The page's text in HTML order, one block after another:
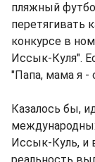
пляжный
перетягивать
конкурсе в
Иссык-Куля".
"Папа, мама я -
Казалось бы,
Иссык-Куль, и